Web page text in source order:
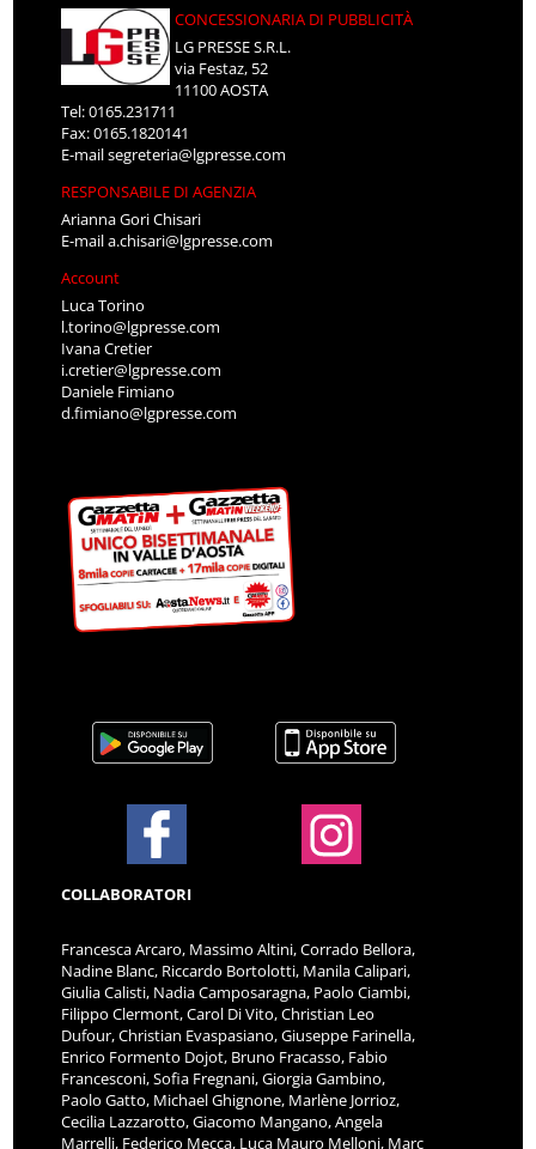
CONCESSIONARIA DI PUBBLICITÀ
LG PRESSE S.R.L.
via Festaz, 52
11100 AOSTA
Tel: 0165.231711
Fax: 0165.1820141
E-mailsegreteria@lgpresse.com
RESPONSABILE DI AGENZIA
Arianna Gori Chisari
E-maila.chisari@lgpresse.com
Account
Luca Torino
l.torino@lgpresse.com
Ivana Cretier
i.cretier@lgpresse.com
Daniele Fimiano
d.fimiano@lgpresse.com
COLLABORATORI
Francesca Arcaro, Massimo Altini, Corrado Bellora,
Nadine Blanc, Riccardo Bortolotti, Manila Calipari,
Giulia Calisti, Nadia Camposaragna, Paolo Ciambi,
Filippo Clermont, Carol Di Vito, Christian Leo
Dufour, Christian Evaspasiano, Giuseppe Farinella,
Enrico Formento Dojot, Bruno Fracasso, Fabio
Francesconi, Sofia Fregnani, Giorgia Gambino,
Paolo Gatto, Michael Ghignone, Marlène Jorrioz,
Cecilia Lazzarotto, Giacomo Mangano, Angela
Marrelli, Federico Mecca, Luca Mauro Melloni, Marc